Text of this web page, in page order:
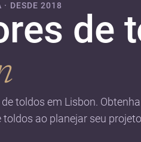
DESDE 2018
de
toldos em Lisbon.
ao planejar seu